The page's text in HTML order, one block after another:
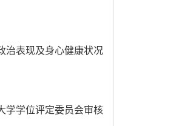
治表现及身心健康状况
学学位评定委员会审核